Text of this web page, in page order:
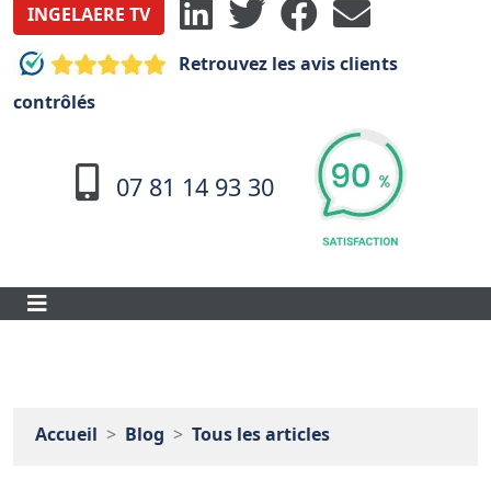
INGELAERE TV
Retrouvez les avis clients
contrôlés
07 81 14 93 30
Accueil Blog Tous les articles